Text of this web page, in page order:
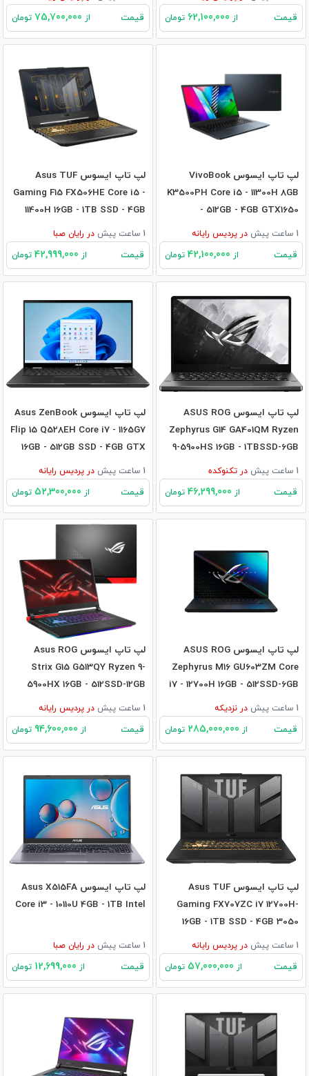
قیمت از تومان قیمت از تومان
لپ تاپ ایسوس VivoBook
K3500PH Core i5 - 11300H 8GB
- 512GB - 4GB GTX1650
1 ساعت پیش در پردیس رایانه
قیمت از تومان
لپ تاپ ایسوس Asus TUF
Gaming F15 FX506HE Core i5 -
11400H 16GB - 1TB SSD - 4GB
3050Ti1 ساعت پیش در رایان صبا
قیمت از تومان
لپ تاپ ایسوس ASUS ROG
Zephyrus G14 GA401QM Ryzen
9-5900HS 16GB - 1TBSSD-6GB
RTX30601 ساعت پیش در تکنوکده
قیمت از تومان
لپ تاپ ایسوس Asus ZenBook
Flip 15 Q528EH Core i7 - 1165G7
16GB - 512GB SSD - 4GB GTX
16501 ساعت پیش در پردیس رایانه
قیمت از تومان
لپ تاپ ایسوس ASUS ROG
Zephyrus M16 GU603ZM Core
i7 - 12700H 16GB - 512SSD-6GB
RTX30601 ساعت پیش در نزدیکه
قیمت از تومان
لپ تاپ ایسوس Asus ROG
Strix G15 G513QY Ryzen 9-
5900HX 16GB - 512SSD-12GB
RX6800M1 ساعت پیش در پردیس رایانه
قیمت از تومان
لپ تاپ ایسوس Asus TUF
Gaming FX707ZC i7 12700H-
16GB - 1TB SSD - 4GB 3050
1 ساعت پیش در پردیس رایانه
قیمت از تومان
لپ تاپ ایسوس Asus X515FA
Core i3 - 10110U 4GB - 1TB Intel
1 ساعت پیش در رایان صبا
قیمت از تومان